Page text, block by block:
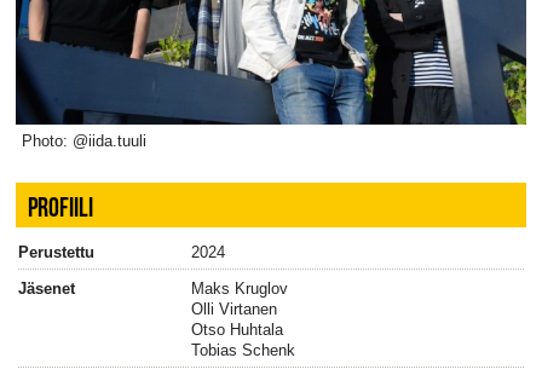
Photo: @iida.tuuli
PROFIILI
Perustettu
2024
Jäsenet
Maks Kruglov
Olli Virtanen
Otso Huhtala
Tobias Schenk